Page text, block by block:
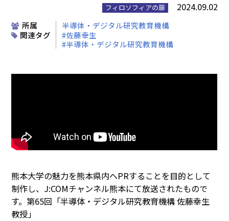
フィロソフィアの扉 2024.09.02
所属
半導体・デジタル研究教育機構
関連タグ
佐藤幸生
半導体・デジタル研究教育機構
熊本大学の魅力を熊本県内へPRすることを目的として
制作し、J:COMチャンネル熊本にて放送されたもので
す。第65回「半導体・デジタル研究教育機構 佐藤幸生
教授」
熊大チャンネル
まちなかキャンパス
熊大メールマガジン登録のご案内
自動翻訳について